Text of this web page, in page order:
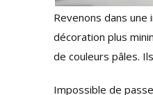
Revenons dans
décoration plus
de couleurs pâles.
Impossible de